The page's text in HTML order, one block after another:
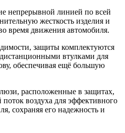
непрерывной линией по всей
жесткость изделия и
время движения автомобиля.
защиты комплектуются
втулками для
обеспечивая ещё большую
расположенные в защитах,
воздуха для эффективного
сохраняя его надежность и